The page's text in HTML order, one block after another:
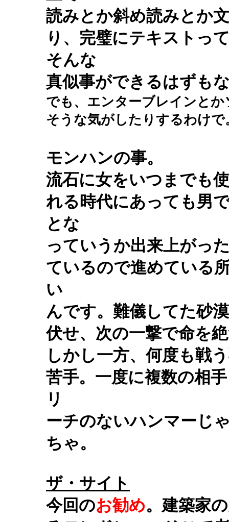
読みとか斜め読みとか
り、完璧にテキストっ
そんな
真似事ができるはずも
でも、エンターブレインと
そうな気がしたりするわけで
モンハンの事。
流石に女をいつまでも
れる時代にあっても男
とな
っていうか出来上がっ
ているので進めている
い
んです。難儀してた砂
伏せ、次の一撃で命を
しかし一方、何度も戦
苦手。一度に複数の相
リ
ーチのないハンマーじ
ちゃ。
ザ・サイト
今回のお勧め。建築家